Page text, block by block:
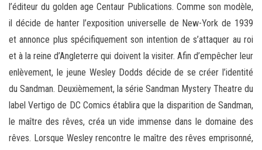
l’éditeur du golden age Centaur Publications. Comme son modèle,
il décide de hanter l’exposition universelle de New-York de 1939
et annonce plus spécifiquement son intention de s’attaquer au roi
et à la reine d’Angleterre qui doivent la visiter. Afin d’empêcher leur
enlèvement, le jeune Wesley Dodds décide de se créer l’identité
du Sandman. Deuxièmement, la série Sandman Mystery Theatre du
label Vertigo de DC Comics établira que la disparition de Sandman,
le maître des rêves, créa un vide immense dans le domaine des
rêves. Lorsque Wesley rencontre le maître des rêves emprisonné,